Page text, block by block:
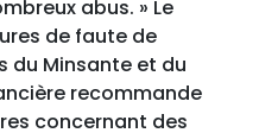
abus. » Le
de faute de
du Minsante et du
recommande
concernant des